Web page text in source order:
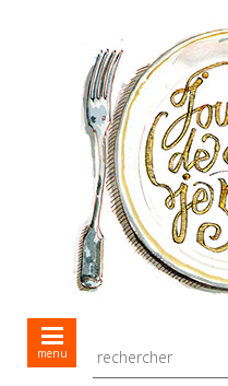
menu
Mes menus jour après jour
Mes recettes de saison